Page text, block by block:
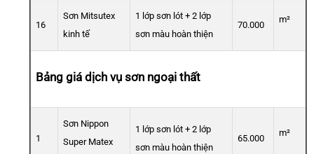
16
Sơn Mitsutex
kinh tế
1 lớp sơn lót + 2 lớp
sơn màu hoàn thiện
70.000
m²
Bảng giá dịch vụ sơn ngoại thất
1
Sơn Nippon
Super Matex
1 lớp sơn lót + 2 lớp
sơn màu hoàn thiện
65.000
m²